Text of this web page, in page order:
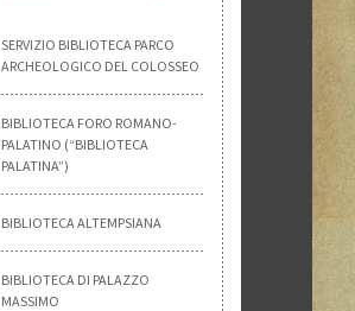
SERVIZIO BIBLIOTECA PARCO
ARCHEOLOGICO DEL COLOSSEO
BIBLIOTECA FORO ROMANO-
PALATINO (“BIBLIOTECA
PALATINA”)
BIBLIOTECA ALTEMPSIANA
BIBLIOTECA DI PALAZZO
MASSIMO